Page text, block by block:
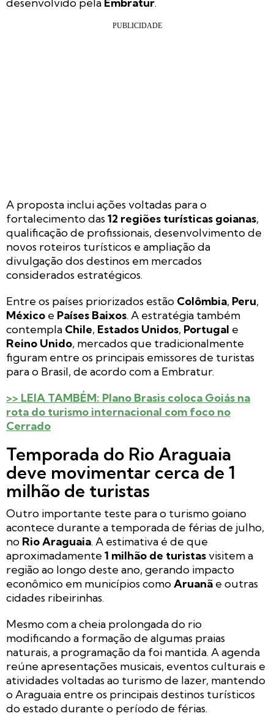
A proposta inclui ações voltadas para o
fortalecimento das12 regiões turísticas goianas,
qualificação de profissionais, desenvolvimento de
novos roteiros turísticos e ampliação da
divulgação dos destinos em mercados
considerados estratégicos.
Entre os países priorizados estão Colômbia, Peru,
México e Países Baixos. A estratégia também
contempla Chile, Estados Unidos, Portugal e
Reino Unido, mercados que tradicionalmente
figuram entre os principais emissores de turistas
para o Brasil, de acordo com a Embratur.
>> LEIA TAMBÉM: Plano Brasis coloca Goiás na
rota do turismo internacional com foco no
Cerrado
Temporada do Rio Araguaia
deve movimentar cerca de 1
milhão de turistas
Outro importante teste para o turismo goiano
acontece durante a temporada de férias de julho,
no Rio Araguaia. A estimativa é de que
aproximadamente 1 milhão de turistasvisitem a
região ao longo deste ano, gerando impacto
econômico em municípios comoAruanã e outras
cidades ribeirinhas.
Mesmo com a cheia prolongada do rio
modificando a formação de algumas praias
naturais, a programação da foi mantida. A agenda
reúne apresentações musicais, eventos culturais e
atividades voltadas ao turismo de lazer, mantendo
o Araguaia entre os principais destinos turísticos
do estado durante o período de férias.